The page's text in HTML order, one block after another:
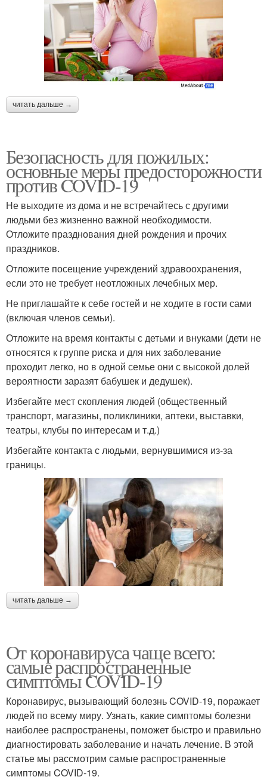
читать дальше →
Безопасность для пожилых:
основные меры предосторожности
против COVID-19
Не выходите из дома и не встречайтесь с другими
людьми без жизненно важной необходимости.
Отложите празднования дней рождения и прочих
праздников.
Отложите посещение учреждений здравоохранения,
если это не требует неотложных лечебных мер.
Не приглашайте к себе гостей и не ходите в гости сами
(включая членов семьи).
Отложите на время контакты с детьми и внуками (дети не
относятся к группе риска и для них заболевание
проходит легко, но в одной семье они с высокой долей
вероятности заразят бабушек и дедушек).
Избегайте мест скопления людей (общественный
транспорт, магазины, поликлиники, аптеки, выставки,
театры, клубы по интересам и т.д.)
Избегайте контакта с людьми, вернувшимися из-за
границы.
читать дальше →
От коронавируса чаще всего:
самые распространенные
симптомы COVID-19
Коронавирус, вызывающий болезнь COVID-19, поражает
людей по всему миру. Узнать, какие симптомы болезни
наиболее распространены, поможет быстро и правильно
диагностировать заболевание и начать лечение. В этой
статье мы рассмотрим самые распространенные
симптомы COVID-19.